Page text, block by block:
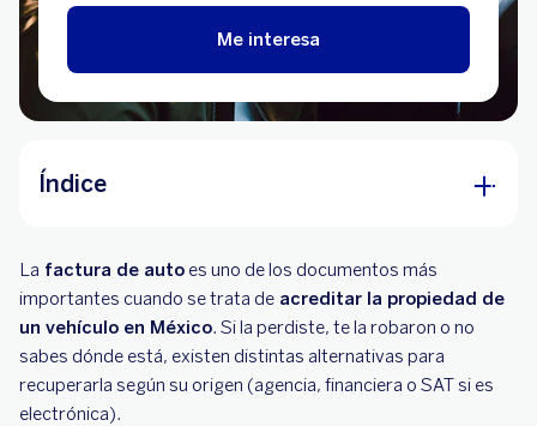
Me interesa
Índice
Tipos de factura de auto y cómo identificar la
tuya
¿Por qué importa la factura original y qué
riesgos reduce tenerla en orden?
La factura de auto es uno de los documentos más
importantes cuando se trata de acreditar la propiedad de
un vehículo en México. Si la perdiste, te la robaron o no
sabes dónde está, existen distintas alternativas para
recuperarla según su origen (agencia, financiera o SAT si es
electrónica).